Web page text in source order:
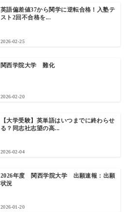
英語偏差値37から関学に逆転合格！入塾テ
スト2回不合格を...
2026-02-25
関西学院大学 難化
2026-02-20
【大学受験】英単語はいつまでに終わらせ
る？同志社志望の高...
2026-02-04
2026年度 関西学院大学 出願速報：出願
状況
2026-01-20